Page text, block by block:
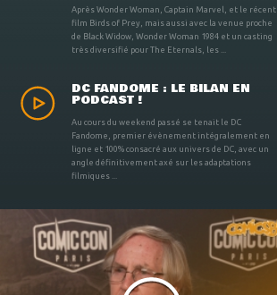
Après Wonder Woman, Captain Marvel, et le récent
film Birds of Prey, mais aussi avec la venue proche
de Black Widow, Wonder Woman 1984 et un casting
très diversifié pour The Eternals, les ...
DC FANDOME : LE BILAN EN
PODCAST !
Au cours du weekend passé se tenait le DC
Fandome, premier évènement intégralement en
ligne et 100% consacré aux univers de DC, avec un
angle définitivement axé sur les adaptations
filmiques ...